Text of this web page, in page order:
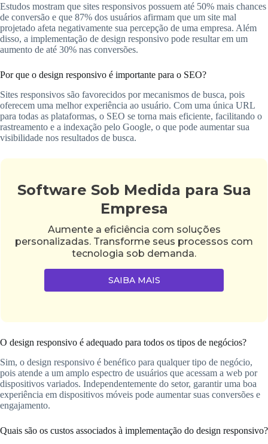
Estudos mostram que sites responsivos possuem até 50% mais chances
de conversão e que 87% dos usuários afirmam que um site mal
projetado afeta negativamente sua percepção de uma empresa. Além
disso, a implementação de design responsivo pode resultar em um
aumento de até 30% nas conversões.
Por que o design responsivo é importante para o SEO?
Sites responsivos são favorecidos por mecanismos de busca, pois
oferecem uma melhor experiência ao usuário. Com uma única URL
para todas as plataformas, o SEO se torna mais eficiente, facilitando o
rastreamento e a indexação pelo Google, o que pode aumentar sua
visibilidade nos resultados de busca.
Software Sob Medida para Sua
Empresa
Aumente a eficiência com soluções
personalizadas. Transforme seus processos com
tecnologia sob demanda.
SAIBA MAIS
O design responsivo é adequado para todos os tipos de negócios?
Sim, o design responsivo é benéfico para qualquer tipo de negócio,
pois atende a um amplo espectro de usuários que acessam a web por
dispositivos variados. Independentemente do setor, garantir uma boa
experiência em dispositivos móveis pode aumentar suas conversões e
engajamento.
Quais são os custos associados à implementação do design responsivo?